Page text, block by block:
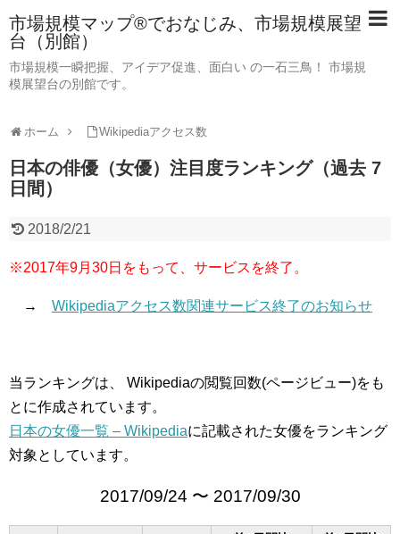
市場規模マップ®でおなじみ、市場規模展望
台（別館）
市場規模一瞬把握、アイデア促進、面白い の一石三鳥！ 市場規
模展望台の別館です。
ホーム Wikipediaアクセス数
日本の俳優（女優）注目度ランキング（過去 7
日間）
2018/2/21
※2017年9月30日をもって、サービスを終了。
→ Wikipediaアクセス数関連サービス終了のお知らせ
当ランキングは、 Wikipediaの閲覧回数(ページビュー)をも
とに作成されています。
日本の女優一覧 – Wikipediaに記載された女優をランキング
対象としています。
2017/09/24 〜 2017/09/30